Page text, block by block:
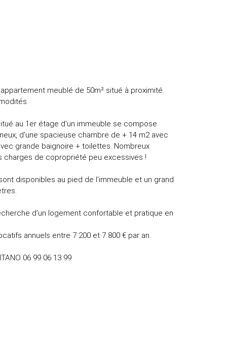
meublé de 50m² situé à proximité
au 1er étage d'un immeuble se compose
d'une spacieuse chambre de + 14 m2 avec
grande baignoire + toilettes. Nombreux
charges de copropriété peu excessives !
disponibles au pied de l'immeuble et un grand
d'un logement confortable et pratique en
annuels entre 7 200 et 7 800 € par an.
06 99 06 13 99